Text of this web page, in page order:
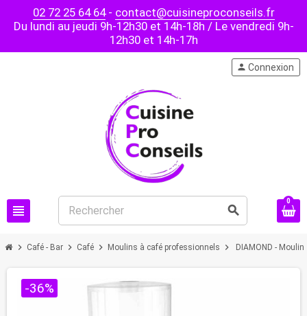
02 72 25 64 64- contact@cuisineproconseils.fr
Du lundi au jeudi 9h-12h30 et 14h-18h / Le vendredi 9h-
12h30 et 14h-17h
view_headline search
person Connexion
0
chevron_right Café - Bar chevron_right Café chevron_right Moulins à café professionnels chevron_right DIAMOND -
-36%